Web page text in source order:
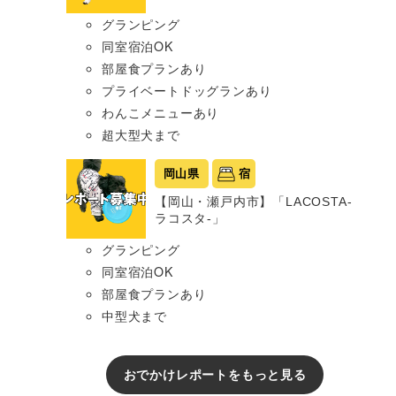
グランピング
同室宿泊OK
部屋食プランあり
プライベートドッグランあり
わんこメニューあり
超大型犬まで
岡山県 宿
【岡山・瀬戸内市】「LACOSTA-
ラコスタ-」
グランピング
同室宿泊OK
部屋食プランあり
中型犬まで
おでかけレポートをもっと見る